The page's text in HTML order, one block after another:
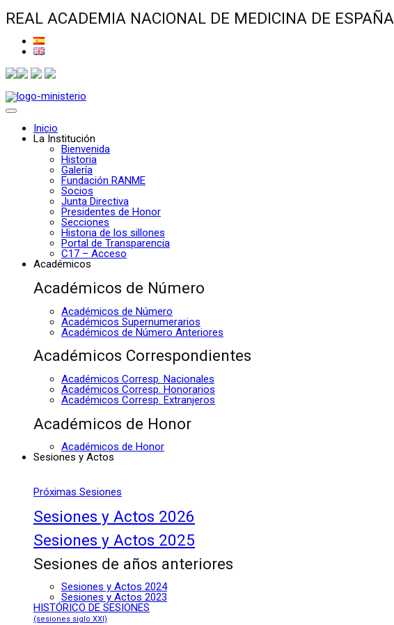
REAL ACADEMIA NACIONAL DE MEDICINA DE ESPAÑA
Inicio
La Institución
Bienvenida
Historia
Galería
Fundación RANME
Socios
Junta Directiva
Presidentes de Honor
Secciones
Historia de los sillones
Portal de Transparencia
C17 – Acceso
Académicos
Académicos de Número
Académicos de Número
Académicos Supernumerarios
Académicos de Número Anteriores
Académicos Correspondientes
Académicos Corresp. Nacionales
Académicos Corresp. Honorarios
Académicos Corresp. Extranjeros
Académicos de Honor
Académicos de Honor
Sesiones y Actos
Próximas Sesiones
Sesiones y Actos 2026
Sesiones y Actos 2025
Sesiones de años anteriores
Sesiones y Actos 2024
Sesiones y Actos 2023
HISTÓRICO DE SESIONES
(sesiones siglo XXI)